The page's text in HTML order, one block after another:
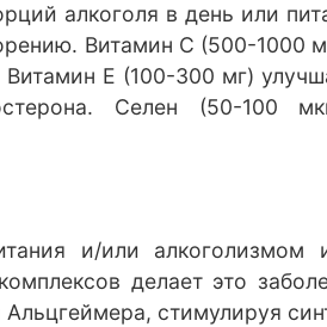
алкоголя в день или
Витамин С (500-1000
Е (100-300 мг)
Селен (50-100
и/или
делает это
стимулируя